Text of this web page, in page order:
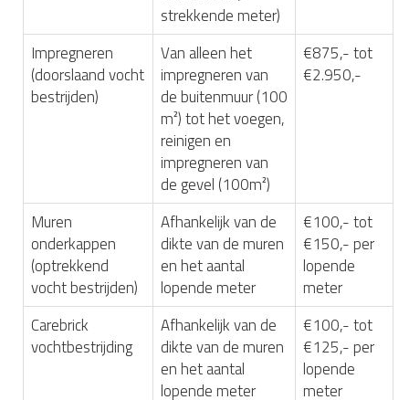
strekkende meter)
Impregneren
(doorslaand vocht
bestrijden)
Van alleen het
impregneren van
de buitenmuur (100
m²) tot het voegen,
reinigen en
impregneren van
de gevel (100m²)
€875,- tot
€2.950,-
Muren
onderkappen
(optrekkend
vocht bestrijden)
Afhankelijk van de
dikte van de muren
en het aantal
lopende meter
€100,- tot
€150,- per
lopende
meter
Carebrick
vochtbestrijding
Afhankelijk van de
dikte van de muren
en het aantal
lopende meter
€100,- tot
€125,- per
lopende
meter